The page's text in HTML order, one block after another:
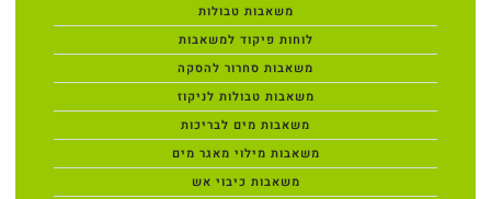
משאבות טבולות
לוחות פיקוד למשאבות
משאבות סחרור להסקה
משאבות טבולות לניקוז
משאבות מים לבריכות
משאבות מילוי מאגר מים
משאבות כיבוי אש